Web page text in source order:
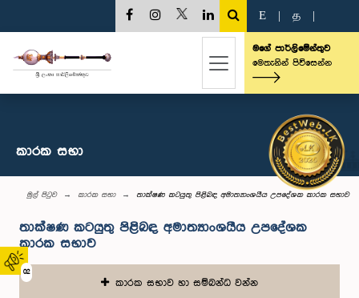
02
E த
මගේ පාර්ලිමේන්තුව
මෙතැනින් පිවිසෙන්න
කාරක සභා
මුල් පිටුව කාරක සභා තාක්ෂණ කටයුතු පිළිබඳ අමාත්‍යාංශයීය උපදේශක කාරක සභාව
තාක්ෂණ කටයුතු පිළිබඳ අමාත්‍යාංශයීය උපදේශක
කාරක සභාව
කාරක සභාව හා සම්බන්ධ වන්න